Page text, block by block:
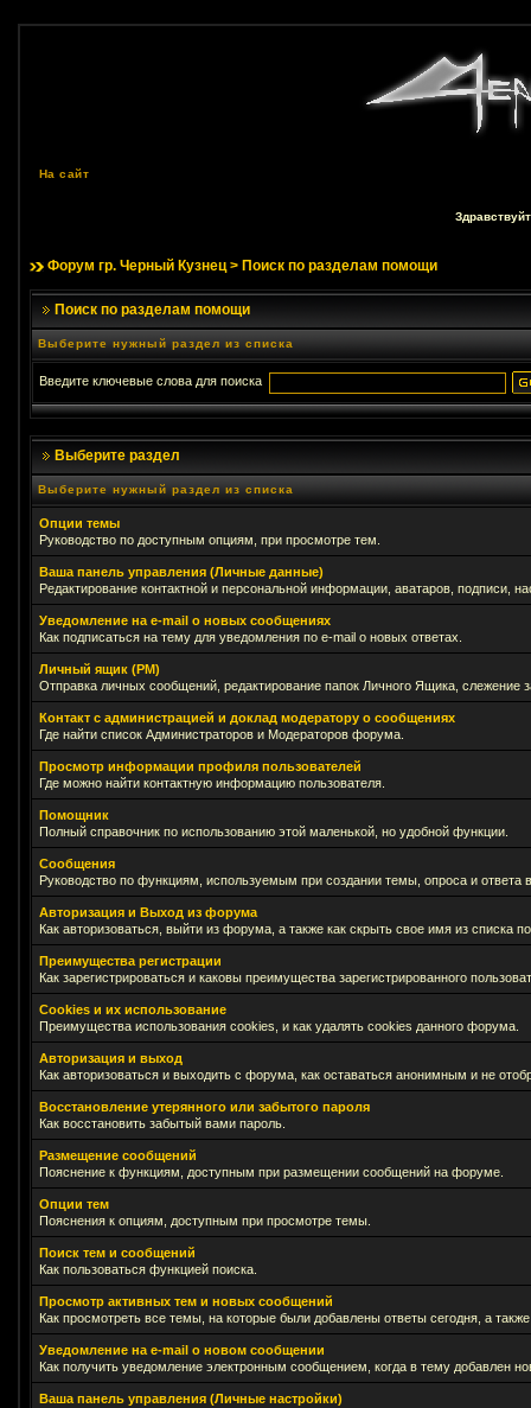
На сайт
Форум гр. Черный Кузнец> Поиск по разделам помощи
Поиск по разделам помощи
Выберите нужный раздел из списка
Введите ключевые слова для поиска
Выберите раздел
Выберите нужный раздел из списка
Опции темы
Руководство по доступным опциям, при просмотре тем.
Ваша панель управления (Личные данные)
Редактирование контактной и персональной информации, аватаров, подписи,
Уведомление на e-mail о новых сообщениях
Как подписаться на тему для уведомления по e-mail о новых ответах.
Личный ящик (PM)
Отправка личных сообщений, редактирование папок Личного Ящика,
Контакт с администрацией и доклад модератору о сообщениях
Где найти список Администраторов и Модераторов форума.
Просмотр информации профиля пользователей
Где можно найти контактную информацию пользователя.
Помощник
Полный справочник по использованию этой маленькой, но удобной функции.
Сообщения
Руководство по функциям, используемым при создании темы, опроса и ответа
Авторизация и Выход из форума
Как авторизоваться, выйти из форума, а также как скрыть свое имя из списка
Преимущества регистрации
Как зарегистрироваться и каковы преимущества зарегистрированного
Cookies и их использование
Преимущества использования cookies, и как удалять cookies данного форума.
Авторизация и выход
Как авторизоваться и выходить с форума, как оставаться анонимным и не
Восстановление утерянного или забытого пароля
Как восстановить забытый вами пароль.
Размещение сообщений
Пояснение к функциям, доступным при размещении сообщений на форуме.
Опции тем
Пояснения к опциям, доступным при просмотре темы.
Поиск тем и сообщений
Как пользоваться функцией поиска.
Просмотр активных тем и новых сообщений
Как просмотреть все темы, на которые были добавлены ответы сегодня, а
Уведомление на е-mail о новом сообщении
Как получить уведомление электронным сообщением, когда в тему добавлен
Ваша панель управления (Личные настройки)